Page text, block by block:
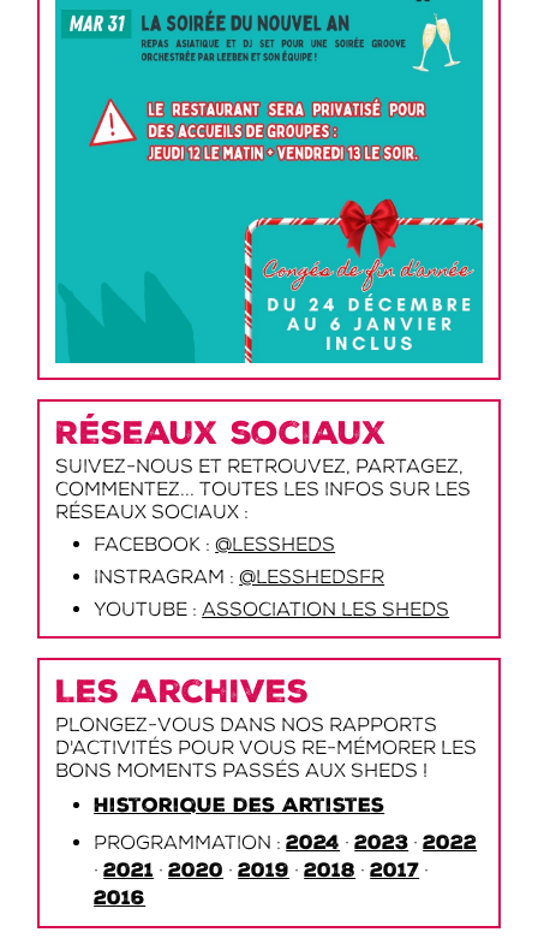
Réseaux sociaux
Suivez-nous et retrouvez, partagez,
commentez... toutes les infos sur les
réseaux sociaux :
Facebook :@lessheds
Instragram :@lesshedsfr
Youtube :Association les Sheds
Les archives
Plongez-vous dans nos rapports
d'activités pour vous re-mémorer les
bons moments passés aux Sheds !
Historique des artistes
Programmation :2024 ·2023 ·2022
·2021 ·2020 ·2019 ·2018 ·2017 ·
2016